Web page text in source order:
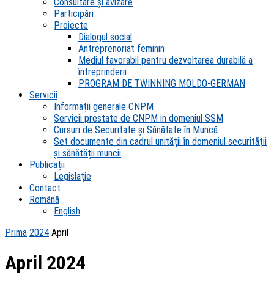
Participări
Proiecte
Dialogul social
Antreprenoriat feminin
Mediul favorabil pentru dezvoltarea durabilă a
întreprinderii
PROGRAM DE TWINNING MOLDO-GERMAN
Servicii
Informații generale CNPM
Servicii prestate de CNPM in domeniul SSM
Cursuri de Securitate și Sănătate în Muncă
Set documente din cadrul unității în domeniul securității
și sănătății muncii
Publicații
Legislație
Contact
Română
English
Prima 2024 April
April 2024